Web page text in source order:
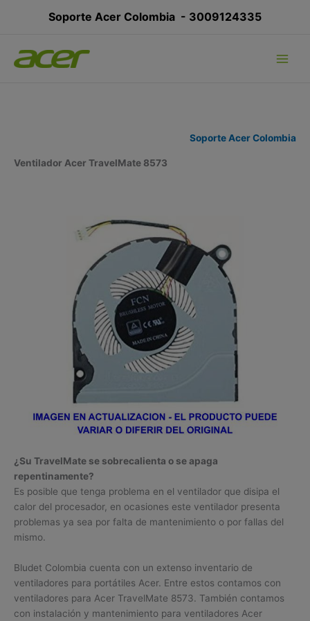
Soporte Acer Colombia - 3009124335
Soporte Acer Colombia
Ventilador Acer TravelMate 8573
¿Su TravelMate se sobrecalienta o se apaga
repentinamente?
Es posible que tenga problema en el ventilador que disipa el
calor del procesador, en ocasiones este ventilador presenta
problemas ya sea por falta de mantenimiento o por fallas del
mismo.
Bludet Colombia cuenta con un extenso inventario de
ventiladores para portátiles Acer. Entre estos contamos con
ventiladores para Acer TravelMate 8573. También contamos
con instalación y mantenimiento para ventiladores Acer